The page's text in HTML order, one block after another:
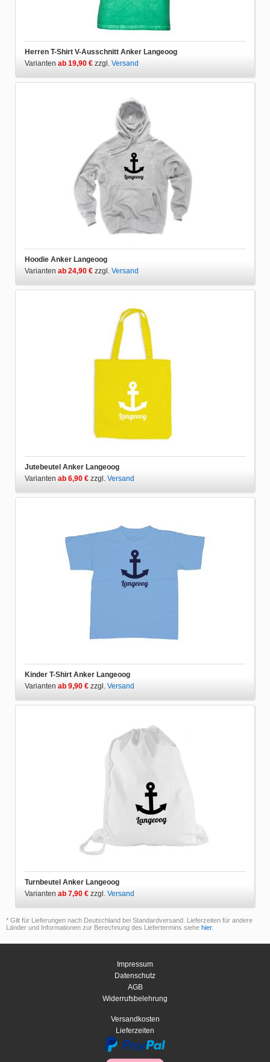
Herren T-Shirt V-Ausschnitt Anker Langeoog
Varianten ab 19,90 € zzgl. Versand
Hoodie Anker Langeoog
Varianten ab 24,90 € zzgl. Versand
Jutebeutel Anker Langeoog
Varianten ab 6,90 € zzgl. Versand
Kinder T-Shirt Anker Langeoog
Varianten ab 9,90 € zzgl. Versand
Turnbeutel Anker Langeoog
Varianten ab 7,90 € zzgl. Versand
* Gilt für Lieferungen nach Deutschland bei Standardversand. Lieferzeiten für andere
Länder und Informationen zur Berechnung des Liefertermins siehe hier.
Impressum
Datenschutz
AGB
Widerrufsbelehrung
Versandkosten
Lieferzeiten